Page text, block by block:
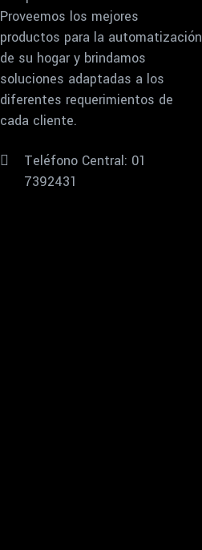
Proveemos los mejores
productos para la automatización
de su hogar y brindamos
soluciones adaptadas a los
diferentes requerimientos de
cada cliente.
Teléfono Central: 01
7392431